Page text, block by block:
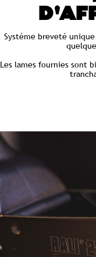
Système breveté
Les lames fournies sont